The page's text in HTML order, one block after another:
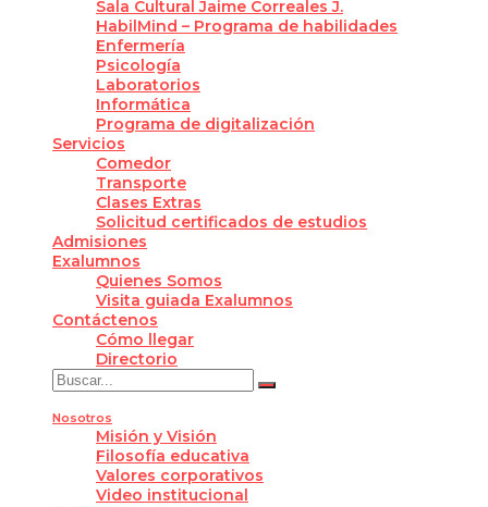
Sala Cultural Jaime Correales J.
HabilMind – Programa de habilidades
Enfermería
Psicología
Laboratorios
Informática
Programa de digitalización
Servicios
Comedor
Transporte
Clases Extras
Solicitud certificados de estudios
Admisiones
Exalumnos
Quienes Somos
Visita guiada Exalumnos
Contáctenos
Cómo llegar
Directorio
Nosotros
Misión y Visión
Filosofía educativa
Valores corporativos
Video institucional